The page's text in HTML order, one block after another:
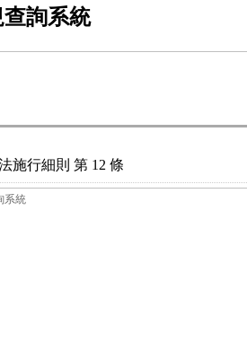
詢系統
施行細則 第 12 條
系統